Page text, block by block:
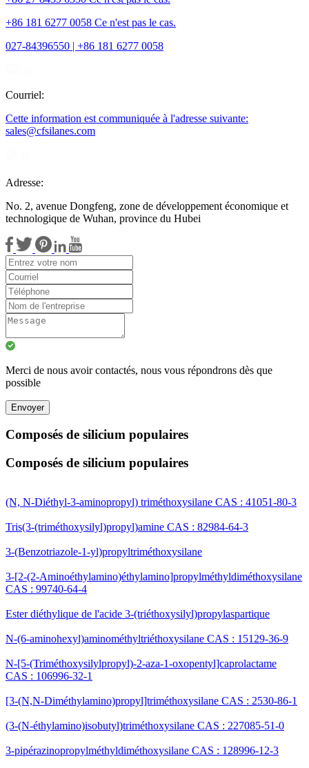
+86 181 6277 0058 Ce n'est pas le cas.
027-84396550 | +86 181 6277 0058
Courriel:
Cette information est communiquée à l'adresse suivante:
sales@cfsilanes.com
Adresse:
No. 2, avenue Dongfeng, zone de développement économique et
technologique de Wuhan, province du Hubei
Merci de nous avoir contactés, nous vous répondrons dès que
possible
Envoyer
Composés de silicium populaires
Composés de silicium populaires
(N, N-Diéthyl-3-aminopropyl) triméthoxysilane CAS : 41051-80-3
Tris(3-(triméthoxysilyl)propyl)amine CAS : 82984-64-3
3-(Benzotriazole-1-yl)propyltriméthoxysilane
3-[2-(2-Aminoéthylamino)éthylamino]propylméthyldiméthoxysilane
CAS : 99740-64-4
Ester diéthylique de l'acide 3-(triéthoxysilyl)propylaspartique
N-(6-aminohexyl)aminométhyltriéthoxysilane CAS : 15129-36-9
N-[5-(Triméthoxysilylpropyl)-2-aza-1-oxopentyl]caprolactame
CAS : 106996-32-1
[3-(N,N-Diméthylamino)propyl]triméthoxysilane CAS : 2530-86-1
(3-(N-éthylamino)isobutyl)triméthoxysilane CAS : 227085-51-0
3-pipérazinopropylméthyldiméthoxysilane CAS : 128996-12-3